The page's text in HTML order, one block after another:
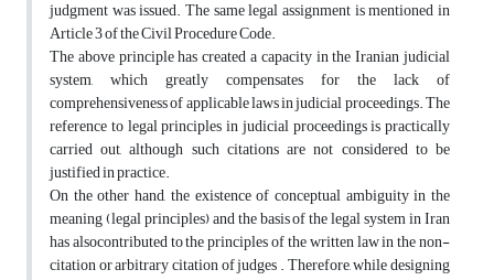
judgment was issued. The same legal assignment is mentioned in
Article 3 of the Civil Procedure Code.
The above principle has created a capacity in the Iranian judicial
system, which greatly compensates for the lack of
comprehensiveness of applicable laws in judicial proceedings. The
reference to legal principles in judicial proceedings is practically
carried out, although such citations are not considered to be
justified in practice.
On the other hand, the existence of conceptual ambiguity in the
meaning (legal principles) and the basis of the legal system in Iran
has alsocontributed to the principles of the written law in the non-
citation or arbitrary citation of judges . Therefore, while designing